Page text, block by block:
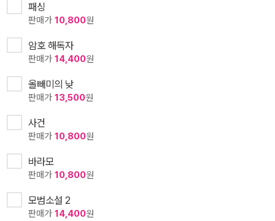
패싱
판매가 10,800원
암호 해독자
판매가 14,400원
올빼미의 낮
판매가 13,500원
사건
판매가 10,800원
바라모
판매가 10,800원
모범소설 2
판매가 14,400원